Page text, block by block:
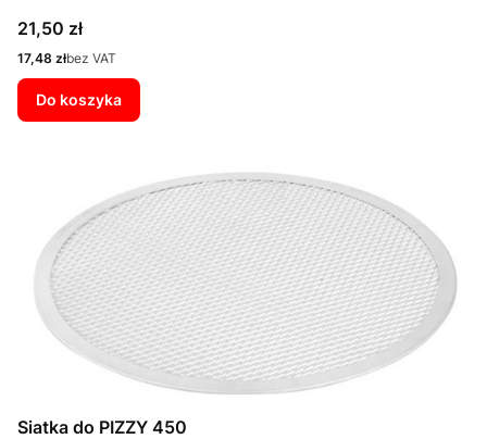
Cena
21,50 zł
Cena
17,48 złbez VAT
Do koszyka
Siatka do PIZZY 450